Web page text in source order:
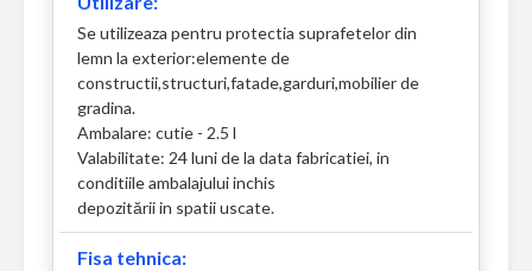
Se utilizeaza pentru protectia suprafetelor din
lemn la exterior:elemente de
constructii,structuri,fatade,garduri,mobilier de
gradina.
Ambalare: cutie - 2.5 l
Valabilitate: 24 luni de la data fabricatiei, in
conditiile ambalajului inchis
depozitării in spatii uscate.
Fisa tehnica: